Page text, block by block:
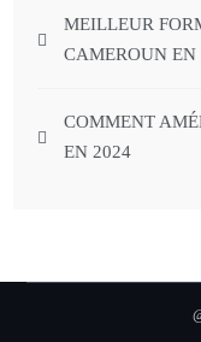
MEILLEUR
CAMEROUN EN
COMMENT
EN 2024